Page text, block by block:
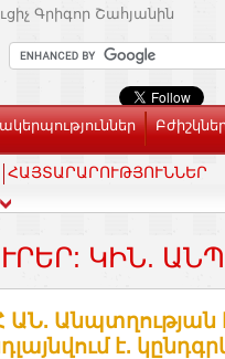
Գրիգոր Շահյանին
ՀԱՅՏԱՐԱՐՈՒԹՅՈՒՆՆԵՐ
ԿԻՆ.
ԱՆ.
է.